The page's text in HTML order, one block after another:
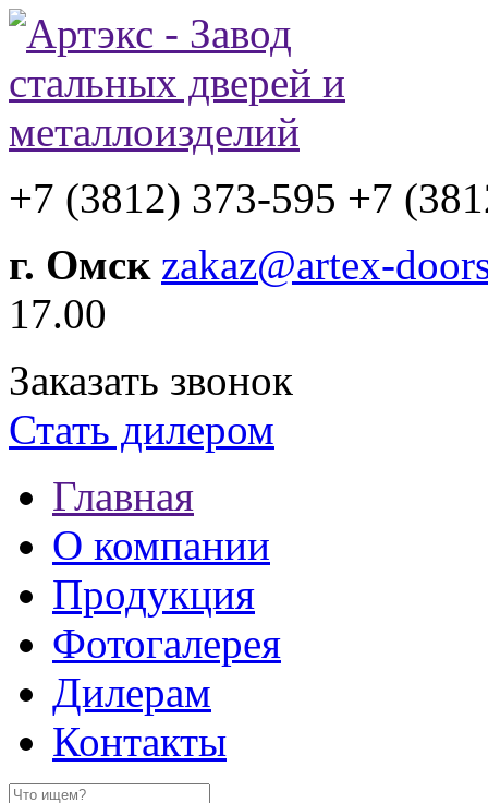
+7 (3812) 373-595 +7
г. Омск zakaz@artex-
17.00
Заказать звонок
Стать дилером
Главная
О компании
Продукция
Фотогалерея
Дилерам
Контакты